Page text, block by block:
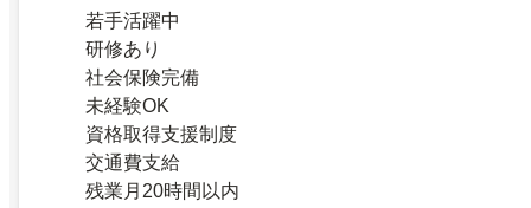
若手活躍中
研修あり
社会保険完備
未経験OK
資格取得支援制度
交通費支給
残業月20時間以内